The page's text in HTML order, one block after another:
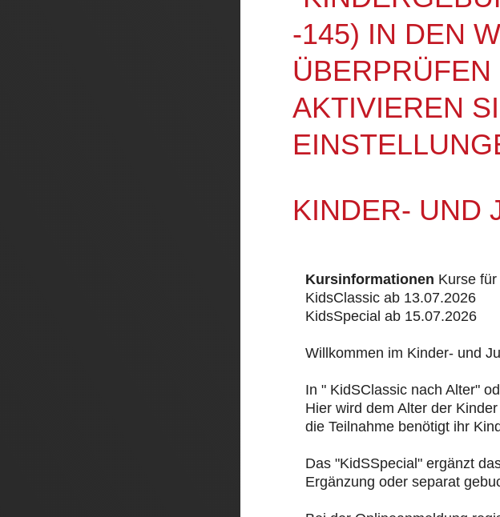
-145) IN DEN
AKTIVIEREN
KINDER- UND
Kursinformationen Kurse
KidsClassic ab 13.07.2026
KidsSpecial ab 15.07.2026
Willkommen im Kinder- und
In " KidSClassic nach Alter"
Hier wird dem Alter der
die Teilnahme benötigt ihr
Das "KidSSpecial" ergänzt
Ergänzung oder separat